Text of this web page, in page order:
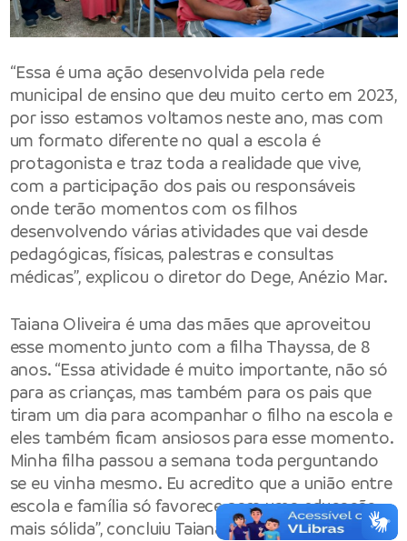
“Essa é uma ação desenvolvida pela rede
municipal de ensino que deu muito certo em 2023,
por isso estamos voltamos neste ano, mas com
um formato diferente no qual a escola é
protagonista e traz toda a realidade que vive,
com a participação dos pais ou responsáveis
onde terão momentos com os filhos
desenvolvendo várias atividades que vai desde
pedagógicas, físicas, palestras e consultas
médicas”, explicou o diretor do Dege, Anézio Mar.
Taiana Oliveira é uma das mães que aproveitou
esse momento junto com a filha Thayssa, de 8
anos. “Essa atividade é muito importante, não só
para as crianças, mas também para os pais que
tiram um dia para acompanhar o filho na escola e
eles também ficam ansiosos para esse momento.
Minha filha passou a semana toda perguntando
se eu vinha mesmo. Eu acredito que a união entre
escola e família só favorece para uma educação
mais sólida”, concluiu Taiana.